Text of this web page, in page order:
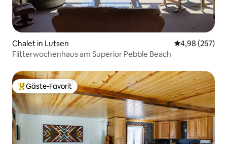
Chalet in Lutsen
4,98 (257)
Flitterwochenhaus am Superior Pebble Beach
Beliebter Gäste-Favorit.
Gäste-Favorit